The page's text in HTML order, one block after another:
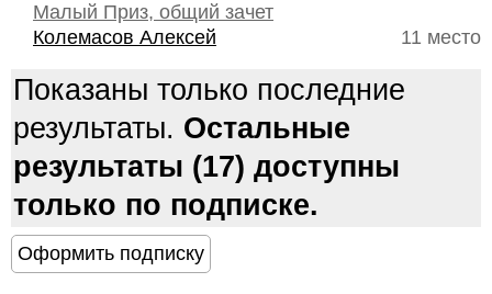
Малый Приз, общий зачет
11 место
Колемасов Алексей
Показаны только последние
результаты. Остальные
результаты (17) доступны
только по подписке.